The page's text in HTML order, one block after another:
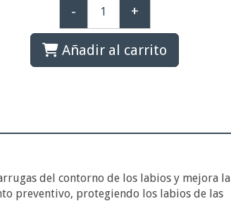
- +
Añadir al carrito
del contorno de los labios y mejora la
preventivo, protegiendo los labios de las